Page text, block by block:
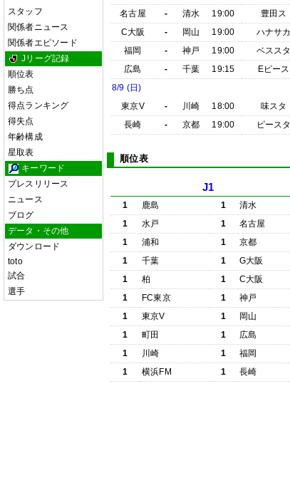
スタッフ
関係者ニュース
関係者エピソード
Jリーグ記録
順位表
勝ち点
得点ランキング
得失点
年齢構成
星取表
キーワード
プレスリリース
ニュース
ブログ
データ・その他
ダウンロード
toto
試合
選手
名古屋
- 清水 19:00
豊田ス
C大阪
- 岡山 19:00
ハナサカ
福岡
- 神戸 19:00
ベススタ
広島
- 千葉 19:15
Eピース
8/9 (日)
東京V
- 川崎 18:00
味スタ
長崎
- 京都 19:00 ピースタ
順位表
J1
1 鹿島 1
清水
1
水戸 1
名古屋
1
浦和 1
京都
1
千葉 1
G大阪
1
柏 1
C大阪
1
FC東京 1
神戸
1
東京V 1
岡山
1
町田 1
広島
1
川崎 1
福岡
1
横浜FM 1 長崎